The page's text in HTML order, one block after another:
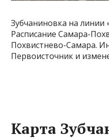
Зубчаниновка на линии
Расписание Самара-
Похвистнево-Самара.
Первоисточник и
Карта